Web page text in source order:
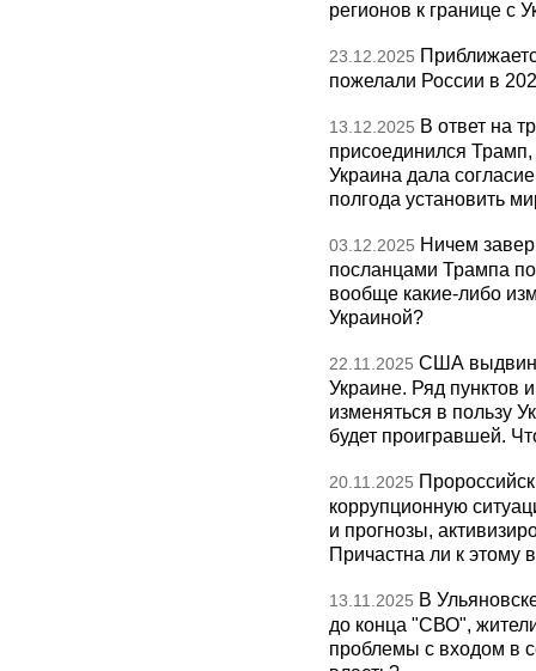
регионов к границе с
23.12.2025
пожелали России в
13.12.2025 В ответ на
присоединился
Украина дала
полгода установить
03.12.2025 Ничем
посланцами Трампа
вообще какие-либо
Украиной?
22.11.2025 США
Украине. Ряд пунктов
изменяться в пользу
будет проигравшей.
20.11.2025
коррупционную
и прогнозы,
Причастна ли к этому
13.11.2025 В
до конца "СВО",
проблемы с входом в